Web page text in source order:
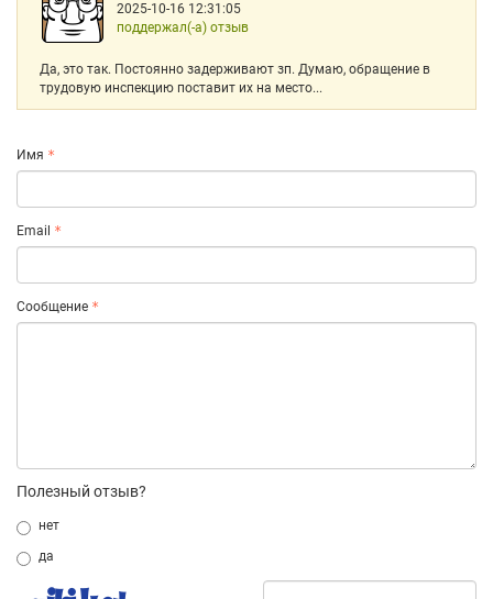
2025-10-16 12:31:05
поддержал(-а) отзыв
Да, это так. Постоянно задерживают зп. Думаю, обращение в
трудовую инспекцию поставит их на место...
Имя
Email
Сообщение
Полезный отзыв?
нет
да